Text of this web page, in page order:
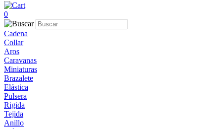
0
Cadena
Collar
Aros
Caravanas
Miniaturas
Brazalete
Elástica
Pulsera
Rigida
Tejida
Anillo